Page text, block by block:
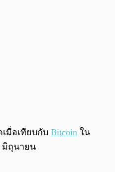
มื่อเทียบกับ Bitcoin ใน
มิถุนายน